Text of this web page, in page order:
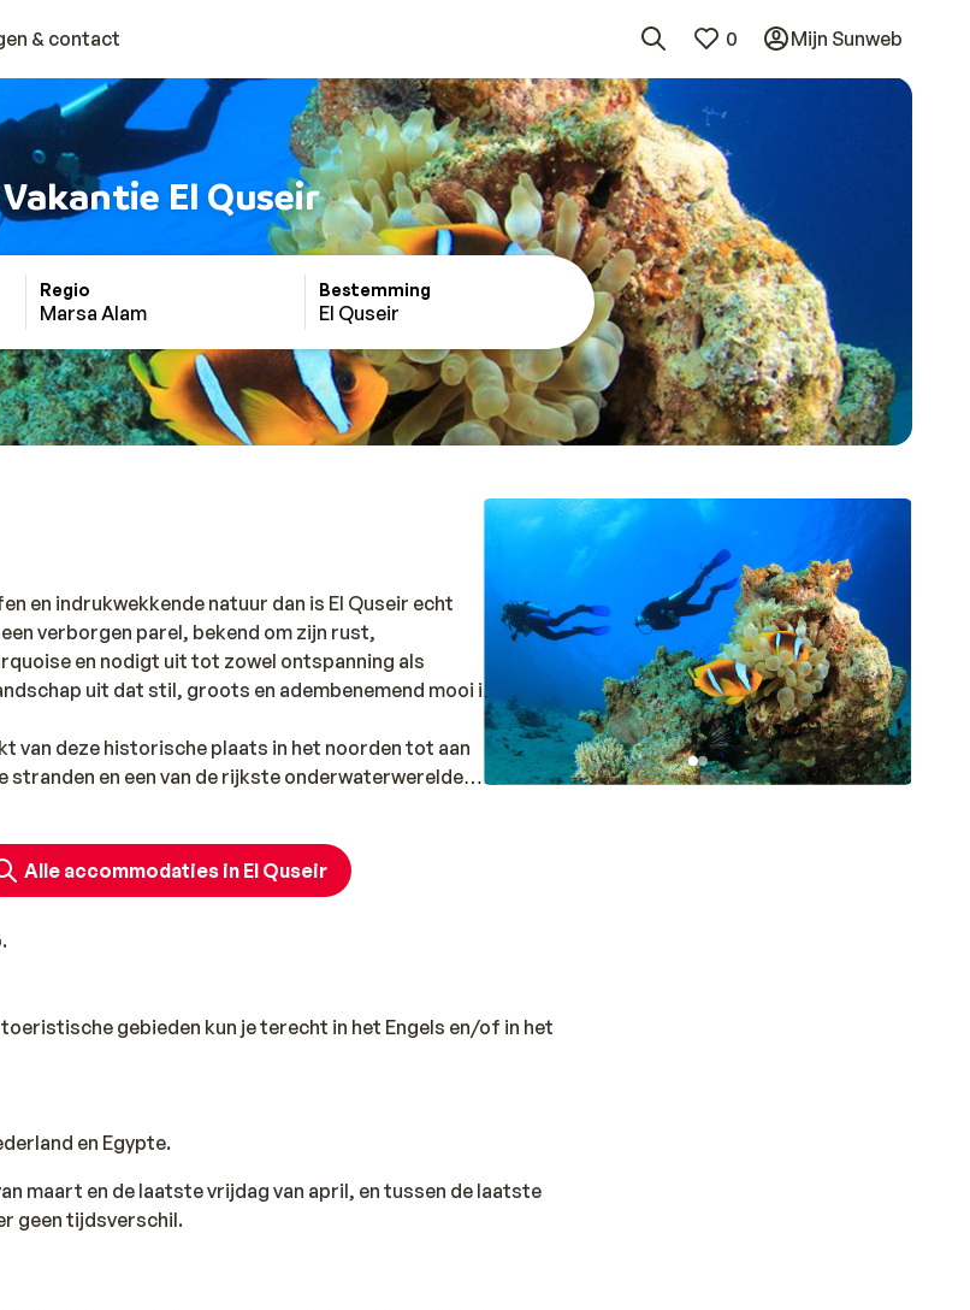
& contact 0 Mijn Sunweb
Vakantie El Quseir
Regio
Marsa Alam
Bestemming
El Quseir
en indrukwekkende natuur dan is El Quseir echt
verborgen parel, bekend om zijn rust,
en nodigt uit tot zowel ontspanning als
uit dat stil, groots en adembenemend mooi is.
van deze historische plaats in het noorden tot aan
en een van de rijkste onderwaterwerelden
wil ontdekken.
Alle accommodaties in El Quseir
gebieden kun je terecht in het Engels en/of in het
en Egypte.
maart en de laatste vrijdag van april, en tussen de laatste
geen tijdsverschil.